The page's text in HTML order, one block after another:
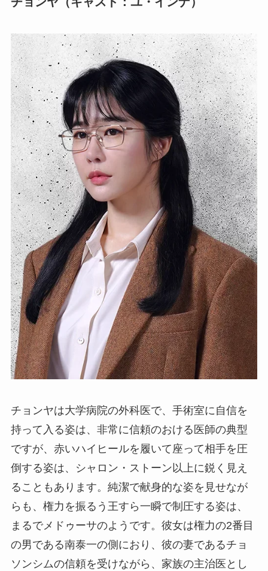
チョンヤは大学病院の外科医で、手術室に自信を
持って入る姿は、非常に信頼のおける医師の典型
ですが、赤いハイヒールを履いて座って相手を圧
倒する姿は、シャロン・ストーン以上に鋭く見え
ることもあります。純潔で献身的な姿を見せなが
らも、権力を振るう王すら一瞬で制圧する姿は、
まるでメドゥーサのようです。彼女は権力の2番目
の男である南泰一の側におり、彼の妻であるチョ
ソンシムの信頼を受けながら、家族の主治医とし